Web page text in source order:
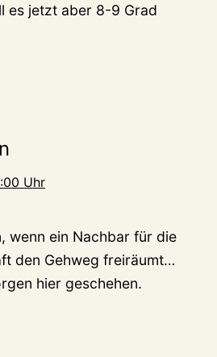
es jetzt aber 8-9 Grad
Uhr
wenn ein Nachbar für die
den Gehweg freiräumt…
hier geschehen.